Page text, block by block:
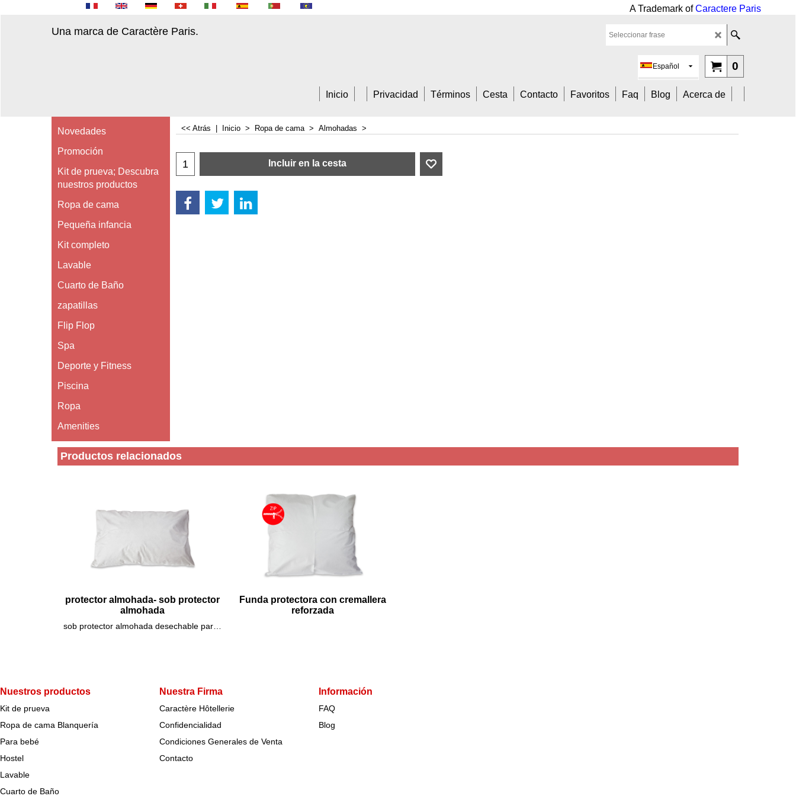
A Trademark ofCaractere Paris
Una marca de Caractère Paris.
0
Español
Inicio Privacidad Términos Cesta Contacto Favoritos Faq Blog Acerca de
Novedades
Promoción
Kit de prueva; Descubra
nuestros productos
Ropa de cama
Pequeña infancia
Kit completo
Lavable
Cuarto de Baño
zapatillas
Flip Flop
Spa
Deporte y Fitness
Piscina
Ropa
Amenities
<< Atrás Inicio > Ropa de cama> Almohadas >
Incluir en la cesta
Productos relacionados
protector almohada- sob protector
almohada
Funda protectora con cremallera
reforzada
Nuestros productos
Kit de prueva
Ropa de cama Blanquería
Para bebé
Hostel
Lavable
Cuarto de Baño
Nuestra Firma
Caractère Hôtellerie
Confidencialidad
Condiciones Generales de Venta
Contacto
Información
FAQ
Blog